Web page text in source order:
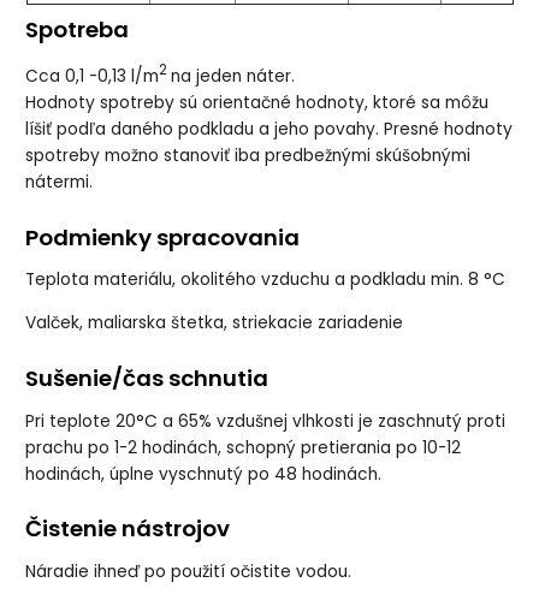
Spotreba
Cca 0,1 -0,13 l/m2na jeden náter.
Hodnoty spotreby sú orientačné hodnoty, ktoré sa môžu
líšiť podľa daného podkladu a jeho povahy. Presné hodnoty
spotreby možno stanoviť iba predbežnými skúšobnými
nátermi.
Podmienky spracovania
Teplota materiálu, okolitého vzduchu a podkladu min. 8 °C
Valček, maliarska štetka, striekacie zariadenie
Sušenie/čas schnutia
Pri teplote 20°C a 65% vzdušnej vlhkosti je zaschnutý proti
prachu po 1-2 hodinách, schopný pretierania po 10-12
hodinách, úplne vyschnutý po 48 hodinách.
Čistenie nástrojov
Náradie ihneď po použití očistite vodou.